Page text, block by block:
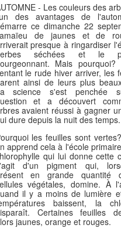
- Les couleurs des
des avantages de
ce dimanche 22
de jaunes et de
presque à ringardiser
séchées et le
Mais pourquoi?
le rude hiver arriver, les
ainsi de leurs plus
science s'est penchée
et a découvert
avaient réussi à gagner
dure depuis la nuit des temps.
les feuilles sont
apprend cela à l'école
qui lui donne cette
d'un pigment qui,
en grande quantité
végétales, domine. À
il y a moins de lumière
baissent, la
Certaines feuilles
jaunes, orange et rouges.